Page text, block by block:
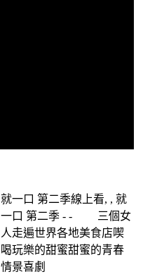
就一口 第二季線上看, , 就
一口 第二季 - - 三個女
人走遍世界各地美食店喫
喝玩樂的甜蜜甜蜜的青春
情景喜劇